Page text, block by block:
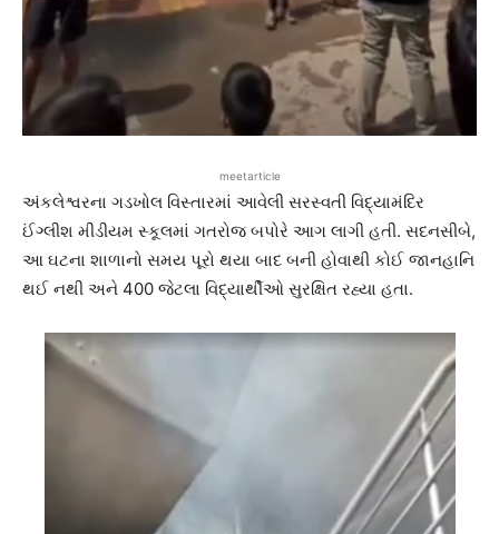
meetarticle
અંકલેશ્વરના ગડખોલ વિસ્તારમાં આવેલી સરસ્વતી વિદ્યામંદિર
ઈંગ્લીશ મીડીયમ સ્કૂલમાં ગતરોજ બપોરે આગ લાગી હતી. સદનસીબે,
આ ઘટના શાળાનો સમય પૂરો થયા બાદ બની હોવાથી કોઈ જાનહાનિ
થઈ નથી અને 400 જેટલા વિદ્યાર્થીઓ સુરક્ષિત રહ્યા હતા.